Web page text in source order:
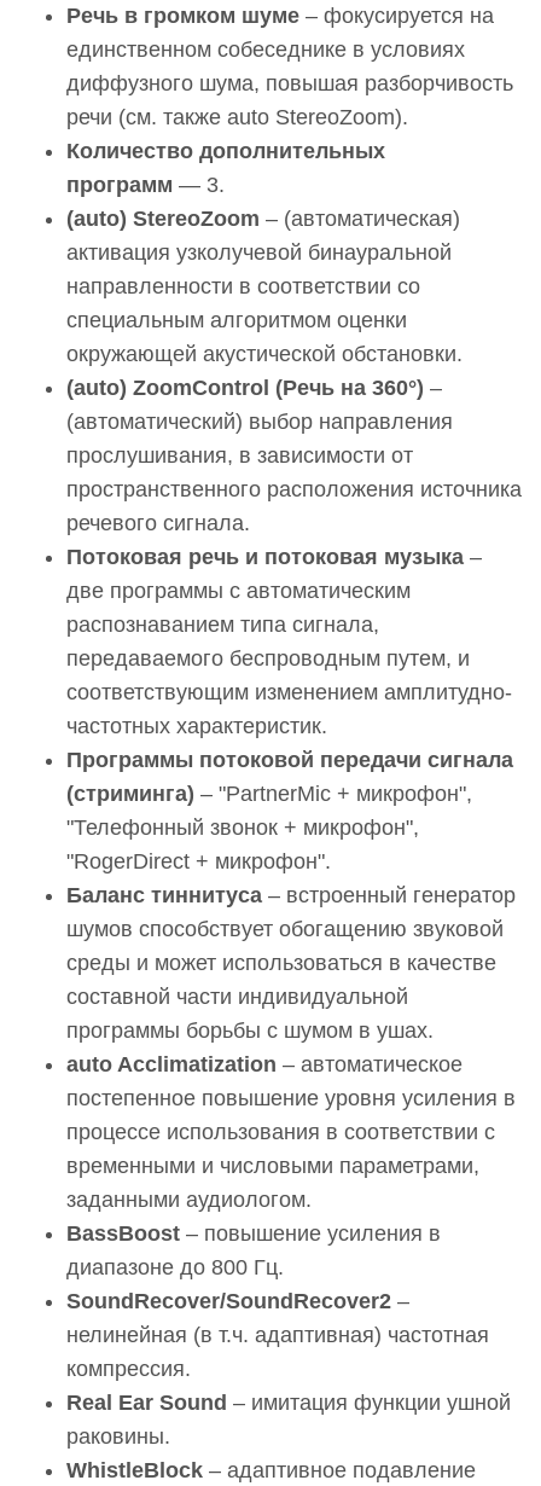
Речь в громком шуме – фокусируется на
единственном собеседнике в условиях
диффузного шума, повышая разборчивость
речи (см. также auto StereoZoom).
Количество дополнительных
программ — 3.
(auto) StereoZoom – (автоматическая)
активация узколучевой бинауральной
направленности в соответствии со
специальным алгоритмом оценки
окружающей акустической обстановки.
(auto) ZoomControl (Речь на 360°) –
(автоматический) выбор направления
прослушивания, в зависимости от
пространственного расположения источника
речевого сигнала.
Потоковая речь и потоковая музыка –
две программы с автоматическим
распознаванием типа сигнала,
передаваемого беспроводным путем, и
соответствующим изменением амплитудно-
частотных характеристик.
Программы потоковой передачи сигнала
(стриминга) – "PartnerMic + микрофон",
"Телефонный звонок + микрофон",
"RogerDirect + микрофон".
Баланс тиннитуса – встроенный генератор
шумов способствует обогащению звуковой
среды и может использоваться в качестве
составной части индивидуальной
программы борьбы с шумом в ушах.
auto Acclimatization – автоматическое
постепенное повышение уровня усиления в
процессе использования в соответствии с
временными и числовыми параметрами,
заданными аудиологом.
BassBoost – повышение усиления в
диапазоне до 800 Гц.
SoundRecover/SoundRecover2 –
нелинейная (в т.ч. адаптивная) частотная
компрессия.
Real Ear Sound – имитация функции ушной
раковины.
WhistleBlock – адаптивное подавление